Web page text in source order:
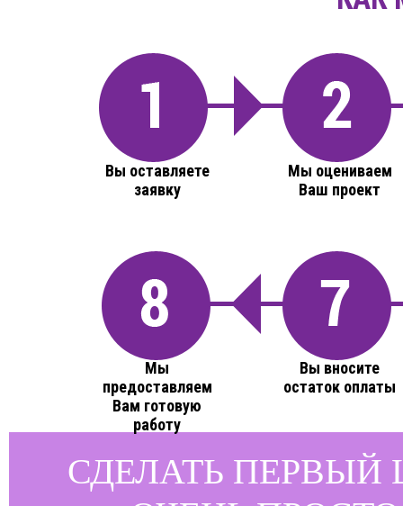
Вы оставляете
заявку
Мы оцениваем
Ваш проект
Мы
предоставляем
Вам готовую
работу
Вы вносите
остаток оплаты
СДЕЛАТЬ ПЕРВЫЙ